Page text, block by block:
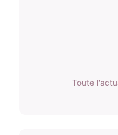
Toute